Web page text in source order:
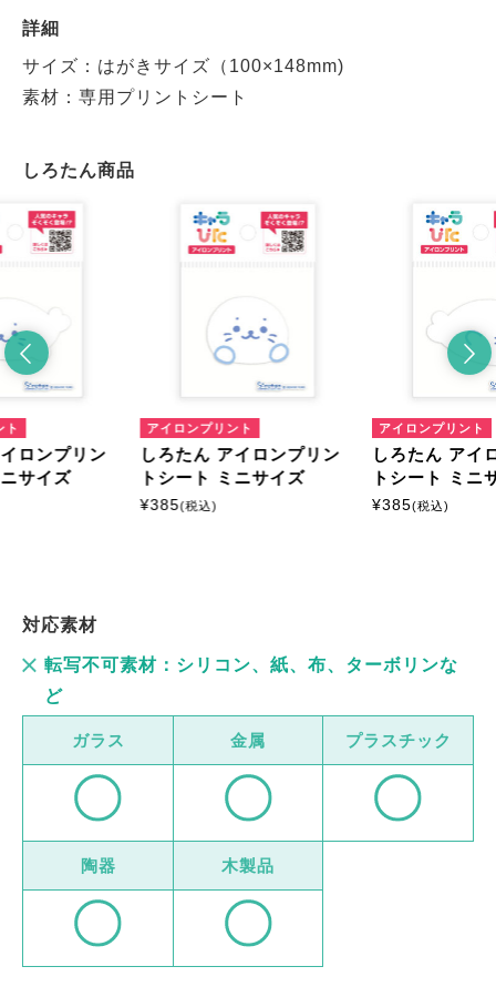
詳細
サイズ：はがきサイズ（100×148mm)
素材：専用プリントシート
しろたん商品
ト
ロンプリン
サイズ
アイロンプリント
しろたん アイロンプリン
トシート ミニサイズ
¥385(税込)
アイロンプリント
しろたん アイ
トシート ミニ
¥385(税込)
対応素材
転写不可素材：シリコン、紙、布、ターボリンな
ど
ガラス 金属 プラスチック
陶器 木製品